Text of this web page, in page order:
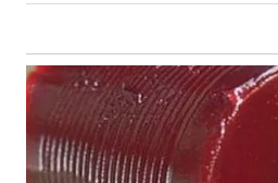
WN
WN
MALUT
WN